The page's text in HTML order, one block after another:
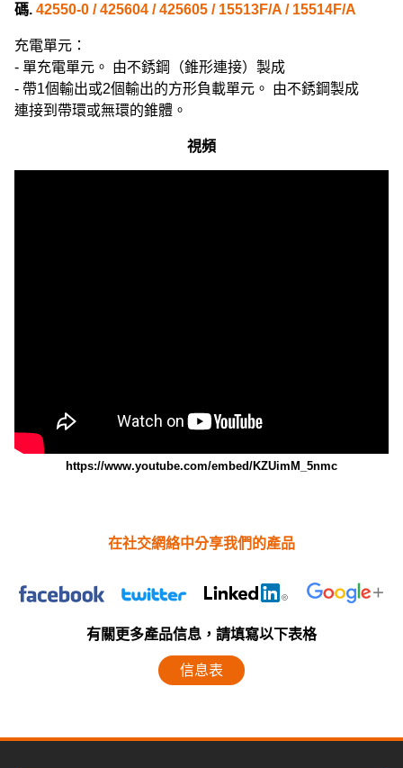
碼. 42550-0 / 425604 / 425605 / 15513F/A / 15514F/A
充電單元：
- 單充電單元。 由不銹鋼（錐形連接）製成
- 帶1個輸出或2個輸出的方形負載單元。 由不銹鋼製成
連接到帶環或無環的錐體。
視頻
https://www.youtube.com/embed/KZUimM_5nmc
在社交網絡中分享我們的產品
有關更多產品信息，請填寫以下表格
信息表